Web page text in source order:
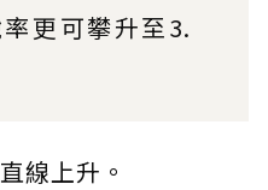
更可攀升至3.
線上升。